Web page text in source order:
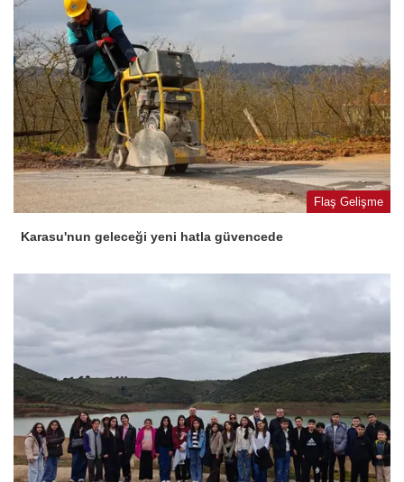
Flaş Gelişme
Karasu'nun geleceği yeni hatla güvencede